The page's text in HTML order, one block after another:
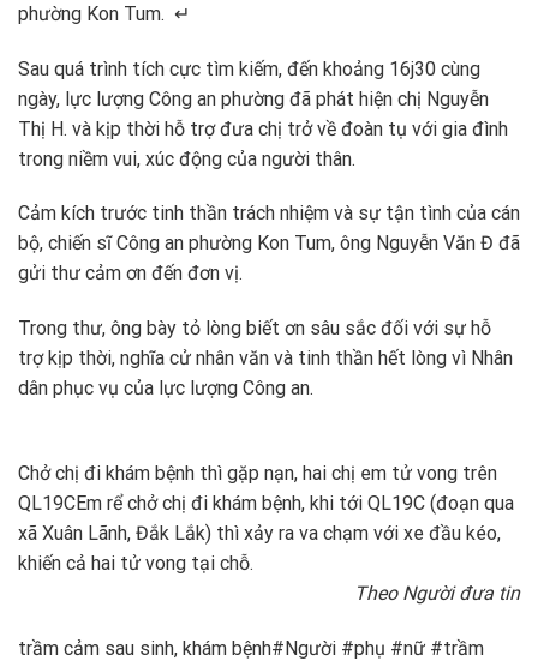
phường Kon Tum. ↵
Sau quá trình tích cực tìm kiếm, đến khoảng 16j30 cùng
ngày, lực lượng Công an phường đã phát hiện chị Nguyễn
Thị H. và kịp thời hỗ trợ đưa chị trở về đoàn tụ với gia đình
trong niềm vui, xúc động của người thân.
Cảm kích trước tinh thần trách nhiệm và sự tận tình của cán
bộ, chiến sĩ Công an phường Kon Tum, ông Nguyễn Văn Đ đã
gửi thư cảm ơn đến đơn vị.
Trong thư, ông bày tỏ lòng biết ơn sâu sắc đối với sự hỗ
trợ kịp thời, nghĩa cử nhân văn và tinh thần hết lòng vì Nhân
dân phục vụ của lực lượng Công an.
Chở chị đi khám bệnh thì gặp nạn, hai chị em tử vong trên
QL19CEm rể chở chị đi khám bệnh, khi tới QL19C (đoạn qua
xã Xuân Lãnh, Đắk Lắk) thì xảy ra va chạm với xe đầu kéo,
khiến cả hai tử vong tại chỗ.
Theo Người đưa tin
trầm cảm sau sinh, khám bệnh#Người #phụ #nữ #trầm